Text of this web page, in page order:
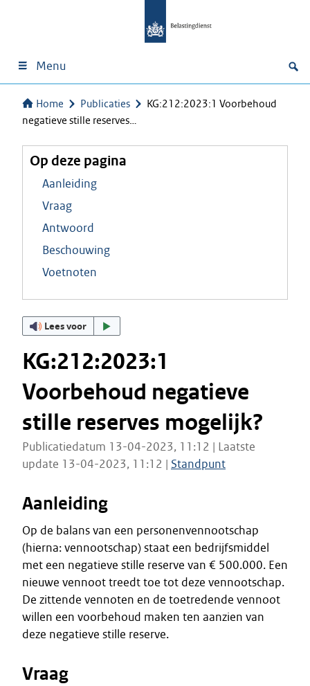
Menu
Home Publicaties
KG:212:2023:1 Voorbehoud
negatieve stille reserves…
Op deze pagina
Aanleiding
Vraag
Antwoord
Beschouwing
Voetnoten
Lees voor
KG:212:2023:1
Voorbehoud negatieve
stille reserves mogelijk?
Publicatiedatum 13-04-2023, 11:12 | Laatste
update 13-04-2023, 11:12 | Standpunt
Aanleiding
Op de balans van een personenvennootschap
(hierna: vennootschap) staat een bedrijfsmiddel
met een negatieve stille reserve van € 500.000. Een
nieuwe vennoot treedt toe tot deze vennootschap.
De zittende vennoten en de toetredende vennoot
willen een voorbehoud maken ten aanzien van
deze negatieve stille reserve.
Vraag